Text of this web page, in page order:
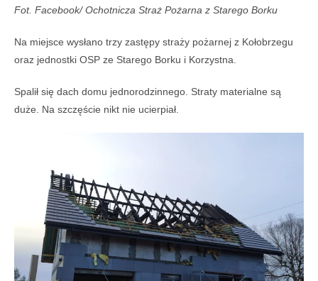
Fot. Facebook/ Ochotnicza Straż Pożarna z Starego Borku
Na miejsce wysłano trzy zastępy straży pożarnej z Kołobrzegu
oraz jednostki OSP ze Starego Borku i Korzystna.
Spalił się dach domu jednorodzinnego. Straty materialne są
duże. Na szczęście nikt nie ucierpiał.